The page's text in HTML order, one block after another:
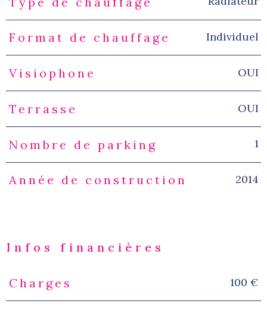
Format de chauffage Individuel
Visiophone OUI
Terrasse OUI
Nombre de parking 1
Année de construction 2014
Infos financières
Caractéristiques
Charges 100 €